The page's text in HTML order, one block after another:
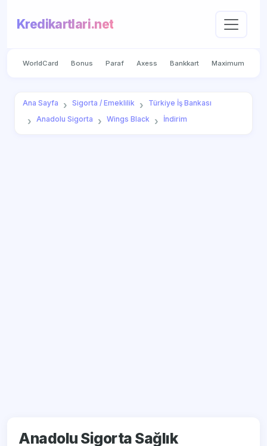
Kredikartlari.net
WorldCard Bonus Paraf Axess Bankkart Maximum
Ana Sayfa Sigorta / Emeklilik
Türkiye İş Bankası
Anadolu Sigorta
Wings Black İndirim
Anadolu Sigorta Sağlık